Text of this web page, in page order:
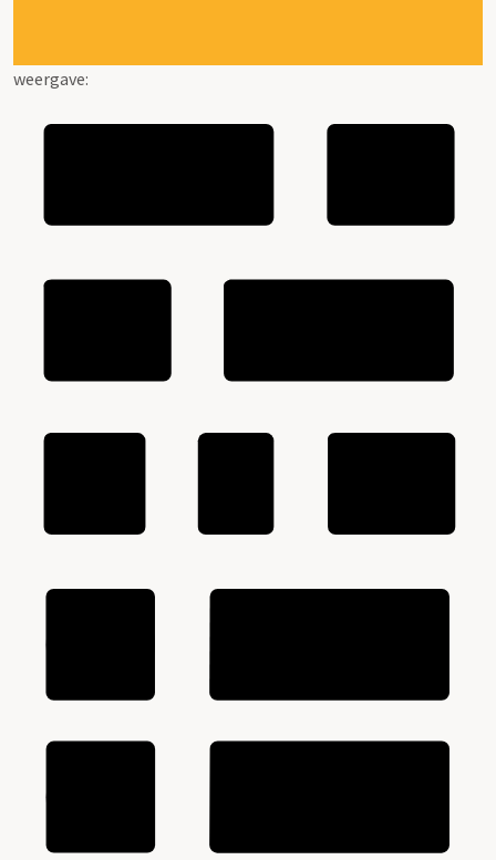
weergave: